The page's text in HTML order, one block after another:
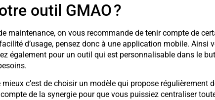
outil GMAO ?
maintenance, on vous recommande de tenir compte de
d’usage, pensez donc à une application mobile. Ainsi
également pour un outil qui est personnalisable dans le
c’est de choisir un modèle qui propose régulièrement
de la synergie pour que vous puissiez centraliser